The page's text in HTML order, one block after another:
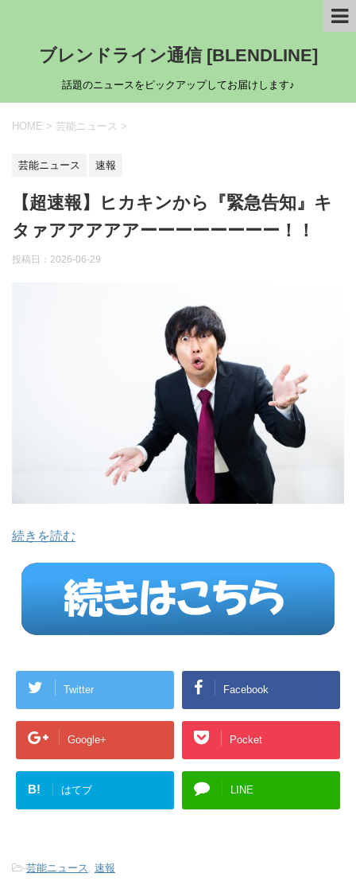
ブレンドライン通信 [BLENDLINE]
話題のニュースをピックアップしてお届けします♪
HOME > 芸能ニュース >
芸能ニュース 速報
【超速報】ヒカキンから『緊急告知』キ
タァアアアアアーーーーーーーー！！
投稿日： 2026-06-29
続きを読む
Twitter Facebook
Google+ Pocket
B! はてブ LINE
-芸能ニュース 速報